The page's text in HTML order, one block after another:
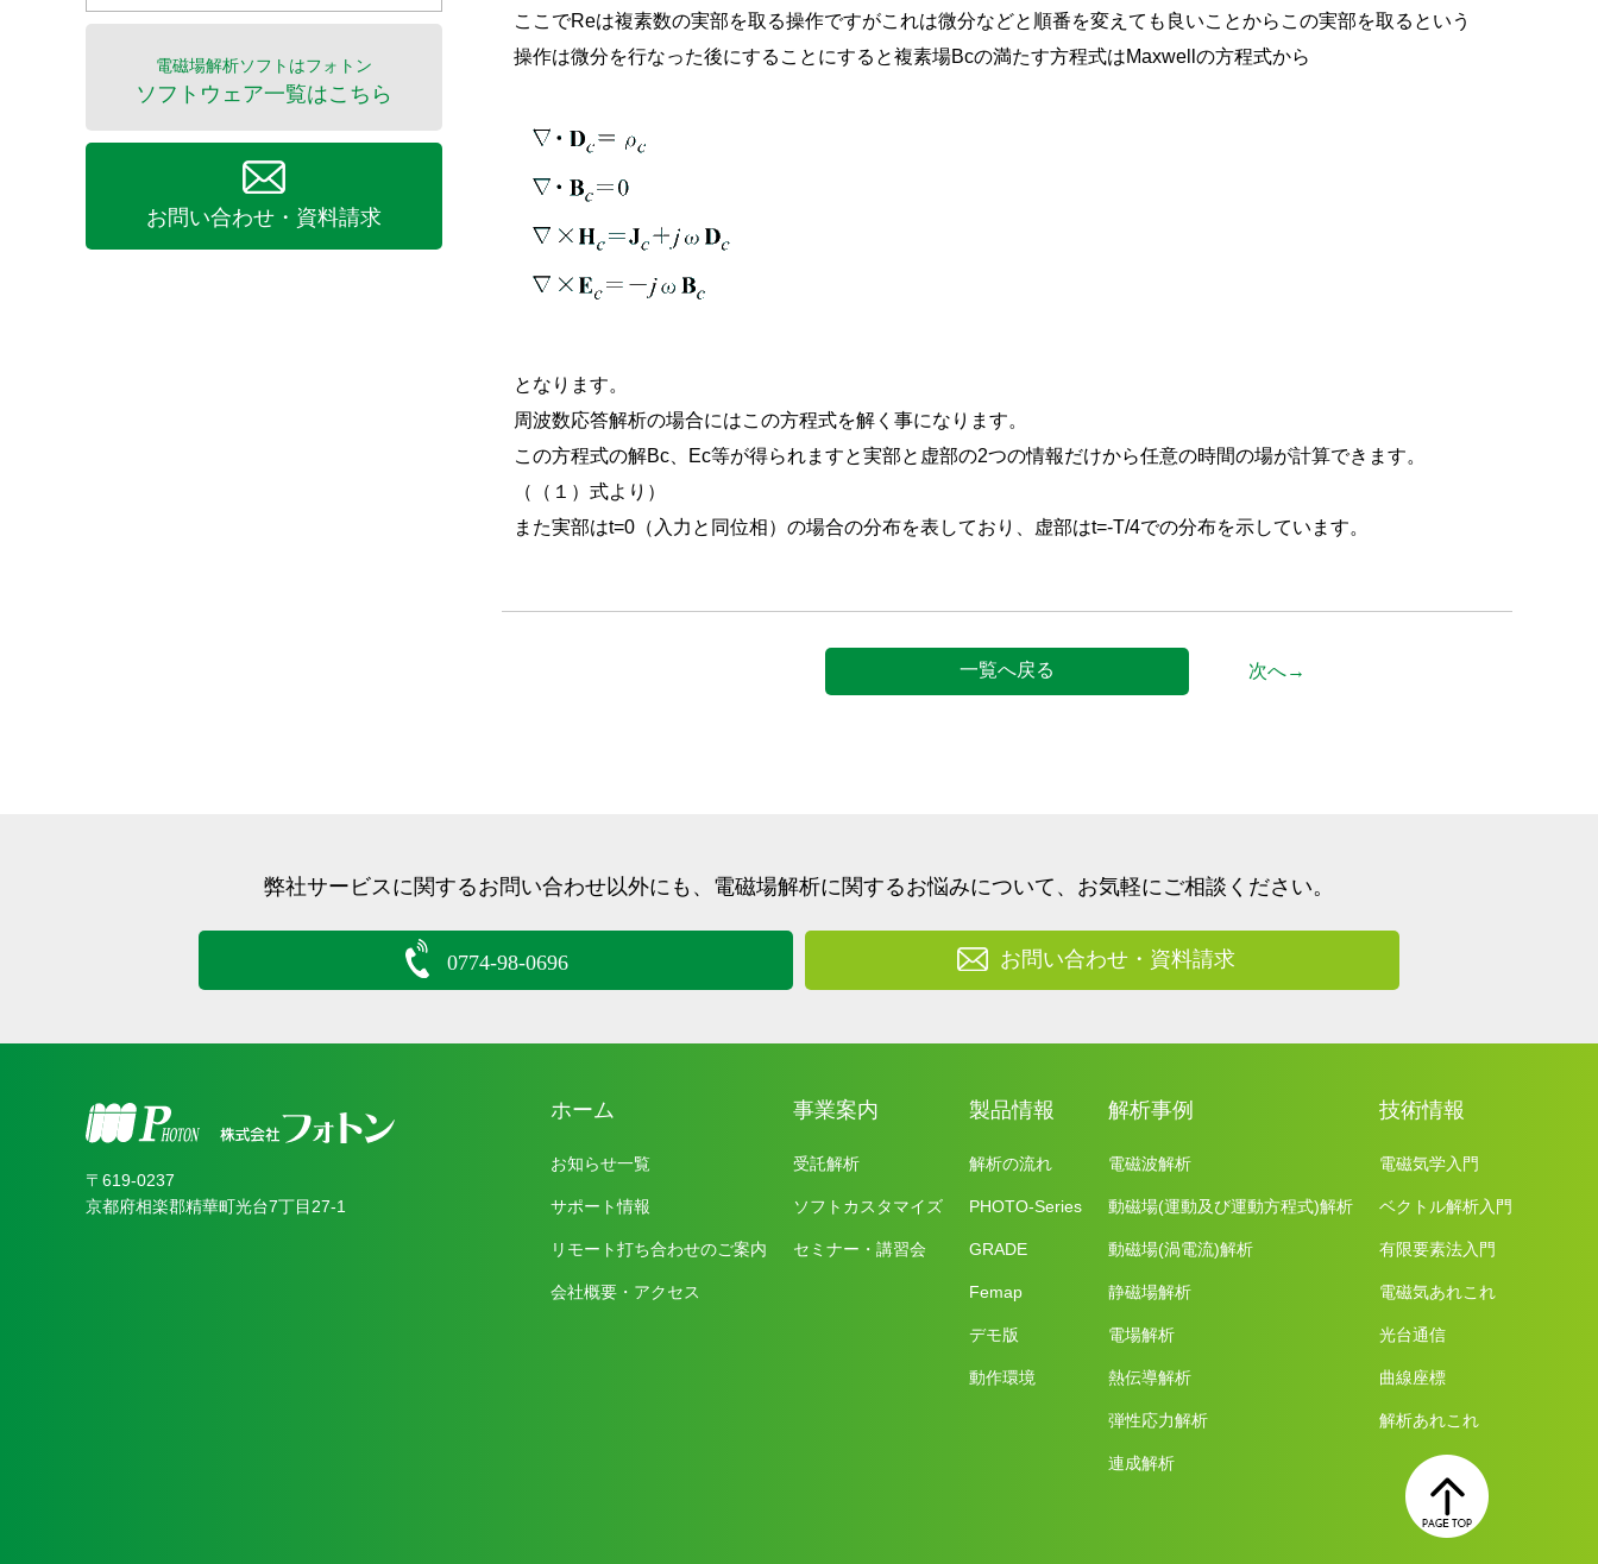
ここでReは複素数の実部を取る操作ですがこれは微分などと順番を変えても良いことからこの実部を取るという
操作は微分を行なった後にすることにすると複素場Bcの満たす方程式はMaxwellの方程式から
となります。
周波数応答解析の場合にはこの方程式を解く事になります。
この方程式の解Bc、Ec等が得られますと実部と虚部の2つの情報だけから任意の時間の場が計算できます。
（（１）式より）
また実部はt=0（入力と同位相）の場合の分布を表しており、虚部はt=-T/4での分布を示しています。
一覧へ戻る 次へ→
電磁場解析ソフトはフォトン
ソフトウェア一覧はこちら
お問い合わせ・資料請求
弊社サービスに関するお問い合わせ以外にも、 電磁場解析に関するお悩みについて、 お気軽にご相談ください。
0774-98-0696 お問い合わせ・資料請求
〒619‐0237
京都府相楽郡精華町光台7丁目27-1
ホーム
お知らせ一覧
サポート情報
リモート打ち合わせのご案内
会社概要・アクセス
事業案内
受託解析
ソフトカスタマイズ
セミナー・講習会
製品情報
解析の流れ
PHOTO-Series
GRADE
Femap
デモ版
動作環境
解析事例
電磁波解析
動磁場(運動及び運動方程式)解析
動磁場(渦電流)解析
静磁場解析
電場解析
熱伝導解析
弾性応力解析
連成解析
技術情報
電磁気学入門
ベクトル解析入門
有限要素法入門
電磁気あれこれ
光台通信
曲線座標
解析あれこれ